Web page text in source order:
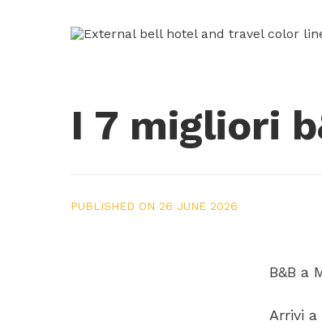
I 7 migliori
PUBLISHED ON 26 JUNE 2026
B&B a
Arrivi